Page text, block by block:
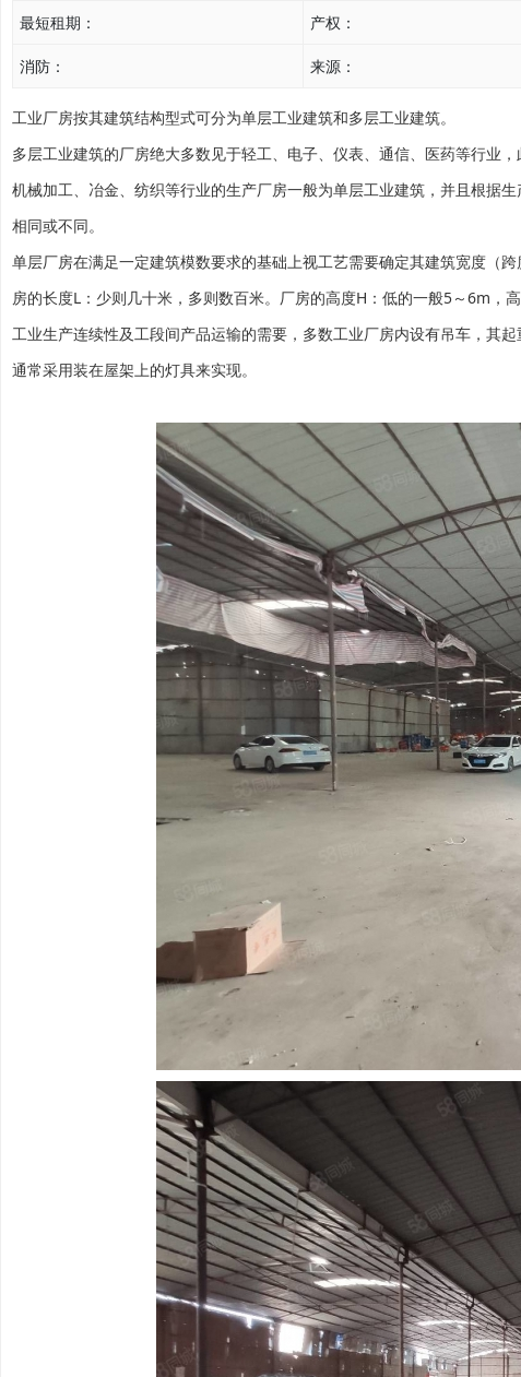
最短租期： 产权：
消防： 来源：
工业厂房按其建筑结构型式可分为单层工业建筑和多层工业建筑。
多层工业建筑的厂房绝大多数见于轻工、电子、仪表、通信、医药等行业
机械加工、冶金、纺织等行业的生产厂房一般为单层工业建筑，并且根据
相同或不同。
单层厂房在满足一定建筑模数要求的基础上视工艺需要确定其建筑宽度（
房的长度L：少则几十米，多则数百米。厂房的高度H：低的一般5～6m
工业生产连续性及工段间产品运输的需要，多数工业厂房内设有吊车，其
通常采用装在屋架上的灯具来实现。